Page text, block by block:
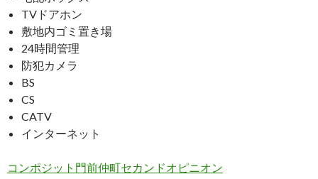
TVドアホン
敷地内ゴミ置き場
24時間管理
防犯カメラ
BS
CS
CATV
インターネット
コンポジット門前仲町セカンドオピニオン